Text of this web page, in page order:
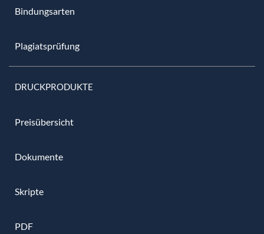
Bindungsarten
Plagiatsprüfung
DRUCKPRODUKTE
Preisübersicht
Dokumente
Skripte
PDF